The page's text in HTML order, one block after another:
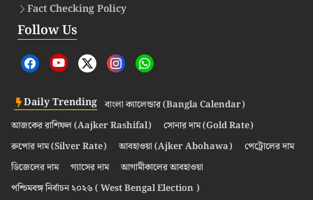
Fact Checking Policy
Follow Us
Daily Trending বাংলা ক্যালেন্ডার (Bangla Calendar)
আজকের রাশিফল (Aajker Rashifal)
সোনার দাম (Gold Rate)
রুপোর দাম (Silver Rate)
আবহাওয়া (Ajker Abohawa)
পেট্রোলের দাম
ডিজেলের দাম
গ্যাসের দাম
আগামীকালের আবহাওয়া
পশ্চিমবঙ্গ নির্বাচন ২০২৬ ( West Bengal Election )